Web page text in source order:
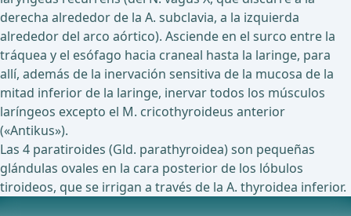
derecha alrededor de la A. subclavia, a la izquierda
alrededor del arco aórtico). Asciende en el surco entre la
tráquea y el esófago hacia craneal hasta la laringe, para
allí, además de la inervación sensitiva de la mucosa de la
mitad inferior de la laringe, inervar todos los músculos
laríngeos excepto el M. cricothyroideus anterior
(«Antikus»).
Las 4 paratiroides (Gld. parathyroidea) son pequeñas
glándulas ovales en la cara posterior de los lóbulos
tiroideos, que se irrigan a través de la A. thyroidea inferior.
Topografía